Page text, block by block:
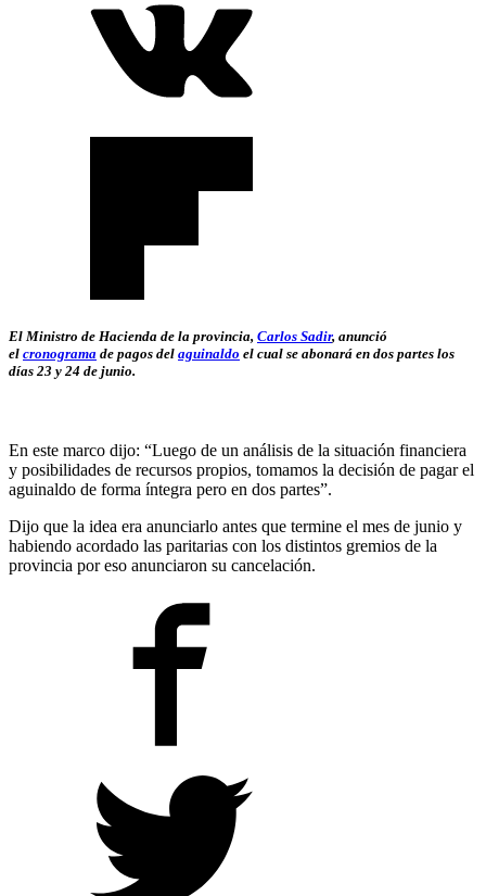
El Ministro de Hacienda de la provincia, Carlos Sadir, anunció
el cronograma de pagos del aguinaldo el cual se abonará en dos partes los
días 23 y 24 de junio.
En este marco dijo: “Luego de un análisis de la situación financiera
y posibilidades de recursos propios, tomamos la decisión de pagar el
aguinaldo de forma íntegra pero en dos partes”.
Dijo que la idea era anunciarlo antes que termine el mes de junio y
habiendo acordado las paritarias con los distintos gremios de la
provincia por eso anunciaron su cancelación.